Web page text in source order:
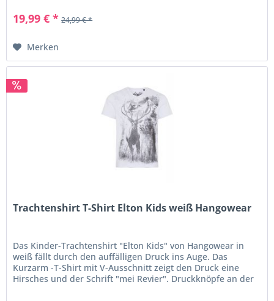
19,99 € * 24,99 € *
Merken
Trachtenshirt T-Shirt Elton Kids weiß Hangowear
Das Kinder-Trachtenshirt "Elton Kids" von Hangowear in
weiß fällt durch den auffälligen Druck ins Auge. Das
Kurzarm -T-Shirt mit V-Ausschnitt zeigt den Druck eine
Hirsches und der Schrift "mei Revier". Druckknöpfe an der